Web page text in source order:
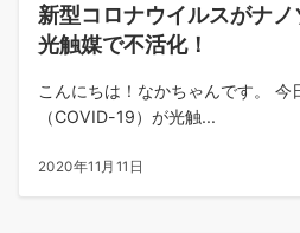
新型コロナウイルスがナ
光触媒で不活化！
こんにちは！なかちゃんです。 今
（COVID-19）が光触...
2020年11月11日